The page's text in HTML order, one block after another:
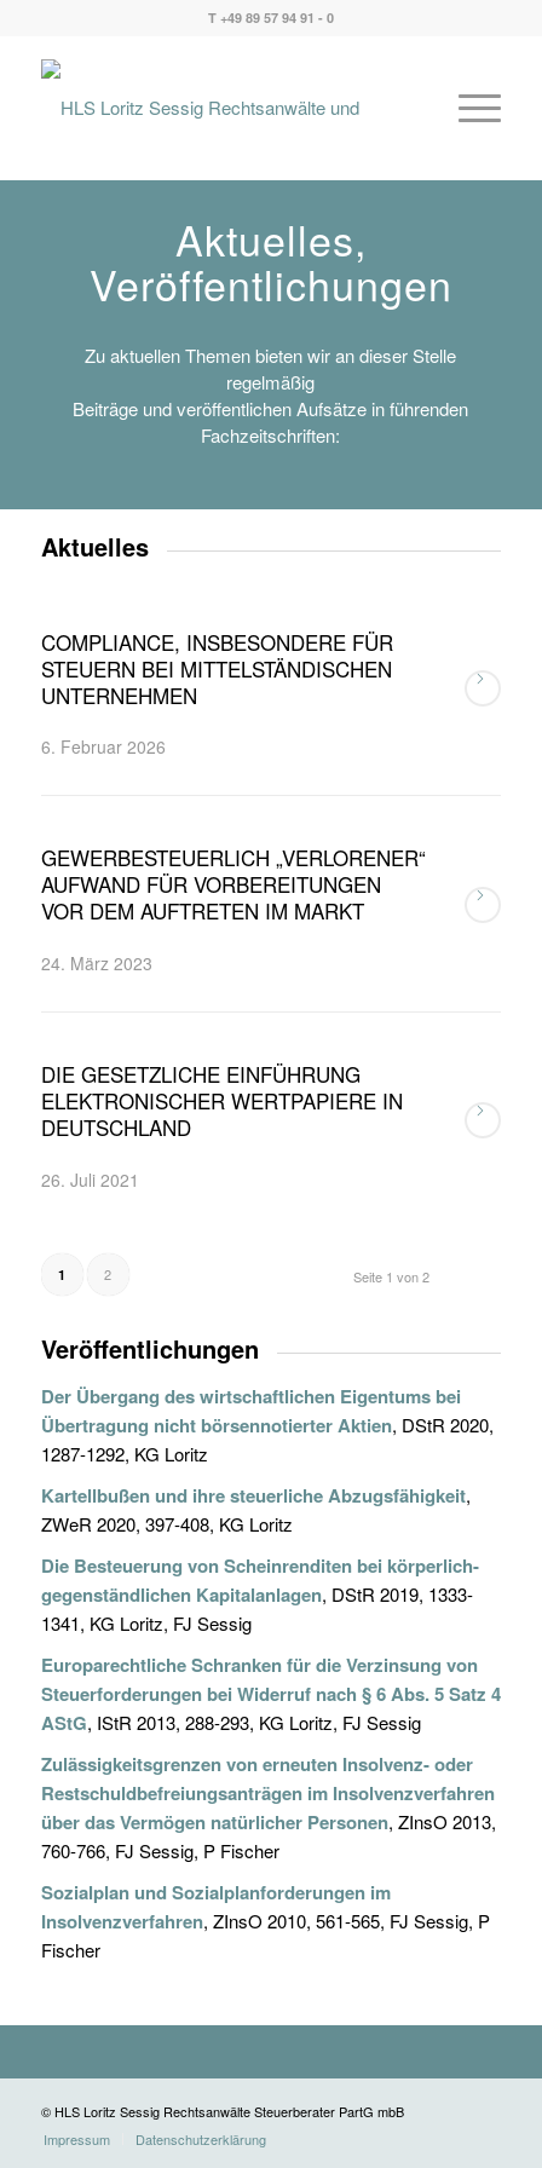
T +49 89 57 94 91 - 0
Aktuelles,
Veröffentlichungen
Zu aktuellen Themen bieten wir an dieser Stelle
regelmäßig
Beiträge und veröffentlichen Aufsätze in führenden
Fachzeitschriften:
Aktuelles
COMPLIANCE, INSBESONDERE FÜR
STEUERN BEI MITTELSTÄNDISCHEN
UNTERNEHMEN
6. Februar 2026
GEWERBESTEUERLICH „VERLORENER“
AUFWAND FÜR VORBEREITUNGEN
VOR DEM AUFTRETEN IM MARKT
24. März 2023
DIE GESETZLICHE EINFÜHRUNG
ELEKTRONISCHER WERTPAPIERE IN
DEUTSCHLAND
26. Juli 2021
Seite 1 von 2
1 2
Veröffentlichungen
Der Übergang des wirtschaftlichen Eigentums bei
Übertragung nicht börsennotierter Aktien, DStR 2020,
1287-1292, KG Loritz
Kartellbußen und ihre steuerliche Abzugsfähigkeit,
ZWeR 2020, 397-408, KG Loritz
Die Besteuerung von Scheinrenditen bei körperlich-
gegenständlichen Kapitalanlagen, DStR 2019, 1333-
1341, KG Loritz, FJ Sessig
Europarechtliche Schranken für die Verzinsung von
Steuerforderungen bei Widerruf nach § 6 Abs. 5 Satz 4
AStG, IStR 2013, 288-293, KG Loritz, FJ Sessig
Zulässigkeitsgrenzen von erneuten Insolvenz- oder
Restschuldbefreiungsanträgen im Insolvenzverfahren
über das Vermögen natürlicher Personen, ZInsO 2013,
760-766, FJ Sessig, P Fischer
Sozialplan und Sozialplanforderungen im
Insolvenzverfahren, ZInsO 2010, 561-565, FJ Sessig, P
Fischer
© HLS Loritz Sessig Rechtsanwälte Steuerberater PartG mbB
Impressum
Datenschutzerklärung